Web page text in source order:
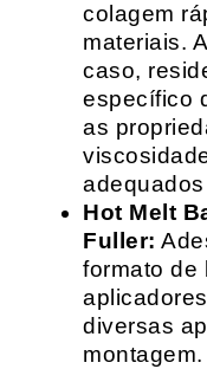
colagem
materiais.
caso,
específico
as
Hot Melt
Fuller:
formato de
diversas